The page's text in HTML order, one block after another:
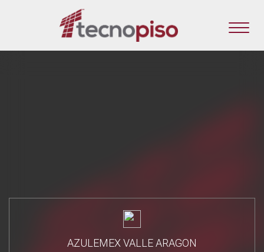
AZULEMEX VALLE ARAGON